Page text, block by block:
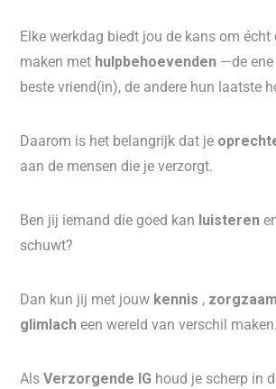
Elke werkdag biedt jou de kans om écht
maken met hulpbehoevenden —de ene
beste vriend(in), de andere hun laatste
Daarom is het belangrijk dat je
aan de mensen die je verzorgt.
Ben jij iemand die goed kan luisteren
schuwt?
Dan kun jij met jouw kennis ,
glimlacheen wereld van verschil maken.
AlsVerzorgende IG houd je scherp in